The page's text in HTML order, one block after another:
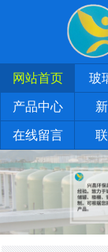
网站首页 玻
产品中心
在线留言